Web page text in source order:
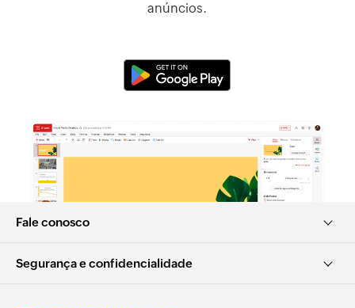
anúncios.
Fale conosco
Segurança e confidencialidade